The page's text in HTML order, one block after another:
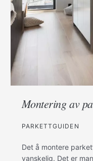
Montering av
PARKETTGUIDEN
Det å montere
vanskelig. Det er